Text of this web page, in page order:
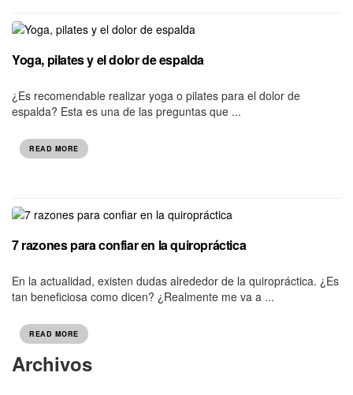
Yoga, pilates y el dolor de espalda
¿Es recomendable realizar yoga o pilates para el dolor de
espalda? Esta es una de las preguntas que ...
READ MORE
7 razones para confiar en la quiropráctica
En la actualidad, existen dudas alrededor de la quiropráctica. ¿Es
tan beneficiosa como dicen? ¿Realmente me va a ...
READ MORE
Archivos